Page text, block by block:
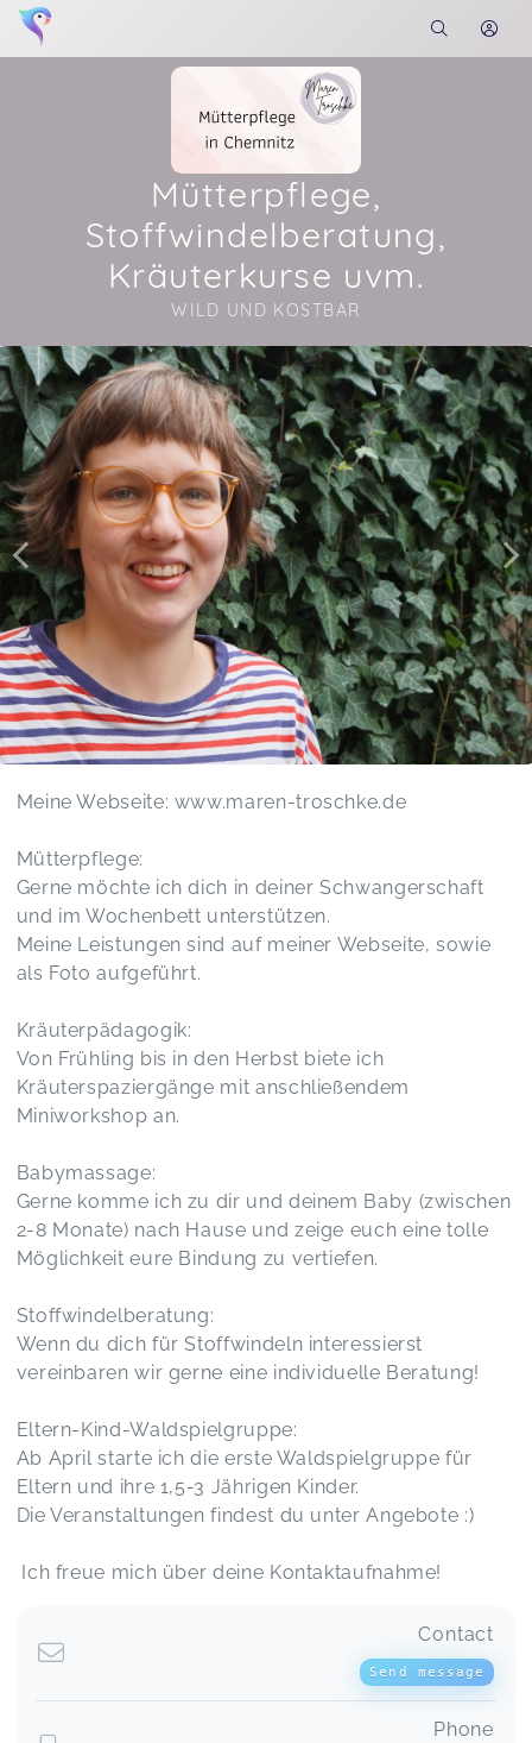
Mütterpflege,
Stoffwindelberatung,
Kräuterkurse uvm.
WILD UND KOSTBAR
Soon you will learn more about me here...
Meine Webseite: www.maren-troschke.de
Mütterpflege:
Gerne möchte ich dich in deiner Schwangerschaft
und im Wochenbett unterstützen.
Meine Leistungen sind auf meiner Webseite, sowie
als Foto aufgeführt.
Kräuterpädagogik:
Von Frühling bis in den Herbst biete ich
Kräuterspaziergänge mit anschließendem
Miniworkshop an.
Babymassage:
Gerne komme ich zu dir und deinem Baby (zwischen
2-8 Monate) nach Hause und zeige euch eine tolle
Möglichkeit eure Bindung zu vertiefen.
Stoffwindelberatung:
Wenn du dich für Stoffwindeln interessierst
vereinbaren wir gerne eine individuelle Beratung!
Eltern-Kind-Waldspielgruppe:
Ab April starte ich die erste Waldspielgruppe für
Eltern und ihre 1,5-3 Jährigen Kinder.
Die Veranstaltungen findest du unter Angebote :)
Ich freue mich über deine Kontaktaufnahme!
Contact
Send message
Phone